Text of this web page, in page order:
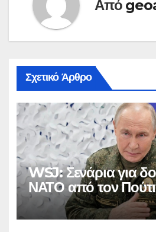
ΝΑΤΟ στις
Βρυξέλλες, ο
Τσαβούσογλου είπε…
Από
Σχετικό Άρθρο
WSJ: Σενάρια για
ΝΑΤΟ από τον